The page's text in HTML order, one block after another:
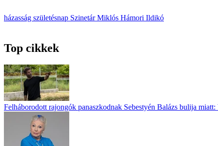
házasság születésnap Szinetár Miklós Hámori Ildikó
Top cikkek
Felháborodott rajongók panaszkodnak Sebestyén Balázs bulija